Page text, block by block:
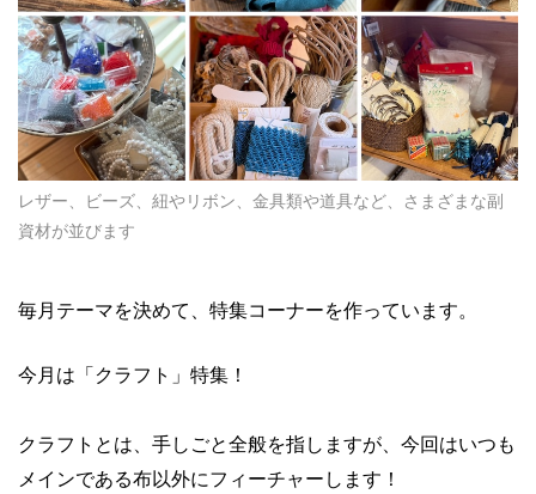
レザー、ビーズ、紐やリボン、金具類や道具など、さまざまな副
資材が並びます
毎月テーマを決めて、特集コーナーを作っています。
今月は「クラフト」特集！
クラフトとは、手しごと全般を指しますが、今回はいつも
メインである布以外にフィーチャーします！